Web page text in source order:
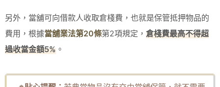
另外，當舖可向借款人收取倉棧費，也就是保管抵押物品的
費用，根據當舖業法第20條第2項規定， 倉棧費最高不得超
過收當金額5% 。